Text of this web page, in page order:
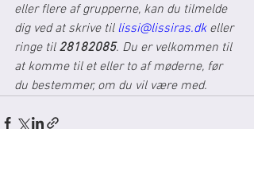
eller flere af grupperne, kan du tilmelde
dig ved at skrive til lissi@lissiras.dk eller
ringe til 28182085. Du er velkommen til
at komme til et eller to af møderne, før
du bestemmer, om du vil være med.